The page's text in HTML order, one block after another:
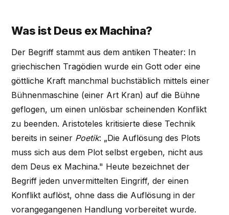
Was ist Deus ex Machina?
Der Begriff stammt aus dem antiken Theater: In
griechischen Tragödien wurde ein Gott oder eine
göttliche Kraft manchmal buchstäblich mittels einer
Bühnenmaschine (einer Art Kran) auf die Bühne
geflogen, um einen unlösbar scheinenden Konflikt
zu beenden. Aristoteles kritisierte diese Technik
bereits in seiner Poetik: „Die Auflösung des Plots
muss sich aus dem Plot selbst ergeben, nicht aus
dem Deus ex Machina." Heute bezeichnet der
Begriff jeden unvermittelten Eingriff, der einen
Konflikt auflöst, ohne dass die Auflösung in der
vorangegangenen Handlung vorbereitet wurde.